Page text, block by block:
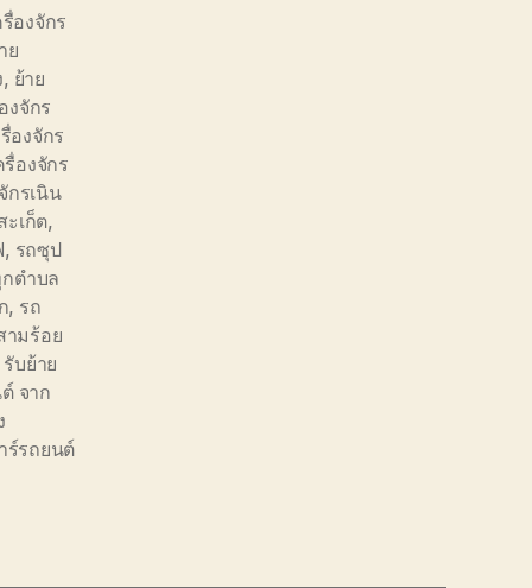
รื่องจักร
ย
, ย้าย
งจักร
องจักร
รื่องจักร
กรเนิน
ะเก็ต,
, รถซุป
ตำบล
, รถ
ามร้อย
รับย้าย
จาก
ร์รถยนต์